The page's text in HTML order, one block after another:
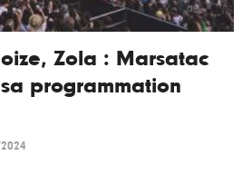
Zola : Marsatac
programmation